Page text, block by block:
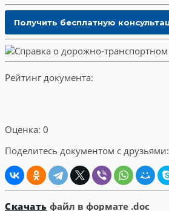
Рейтинг документа:
Оценка: 0
Поделитесь документом с друзьями:
Скачать файл в формате .doc